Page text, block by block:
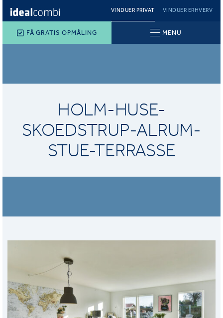
VINDUER PRIVAT VINDUER ERHVERV
FÅ GRATIS OPMÅLING MENU
HOLM-HUSE-
SKOEDSTRUP-ALRUM-
STUE-TERRASSE